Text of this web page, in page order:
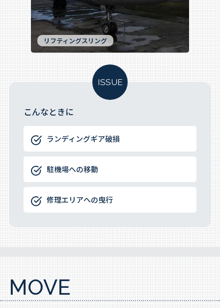
リフティングスリング
ISSUE
こんなときに
ランディングギア破損
駐機場への移動
修理エリアへの曳行
MOVE